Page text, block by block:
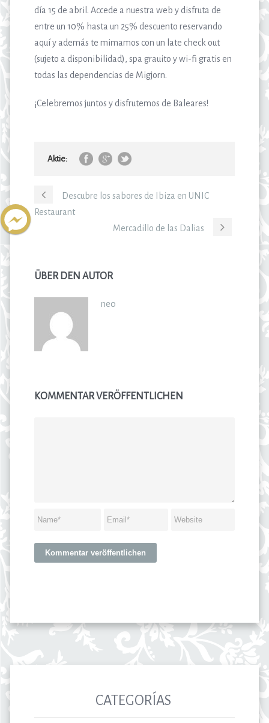
día 15 de abril. Accede a nuestra web y disfruta de
entre un 10% hasta un 25% descuento reservando
aquí y además te mimamos con un late check out
(sujeto a disponibilidad), spa grauito y wi-fi gratis en
todas las dependencias de Migjorn.
¡Celebremos juntos y disfrutemos de Baleares!
Aktie:
Descubre los sabores de Ibiza en UNIC
Restaurant
Mercadillo de las Dalias
ÜBER DEN AUTOR
neo
KOMMENTAR VERÖFFENTLICHEN
CATEGORÍAS